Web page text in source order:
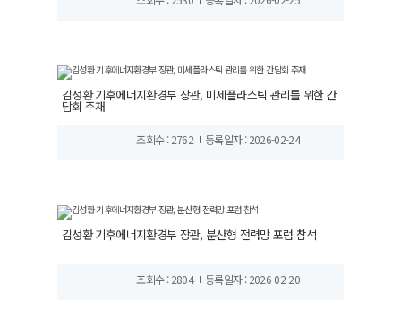
김성환 기후에너지환경부 장관, 미세플라스틱 관리를 위한 간
담회 주재
조회수 : 2762 등록일자 : 2026-02-24
김성환 기후에너지환경부 장관, 분산형 전력망 포럼 참석
조회수 : 2804 등록일자 : 2026-02-20